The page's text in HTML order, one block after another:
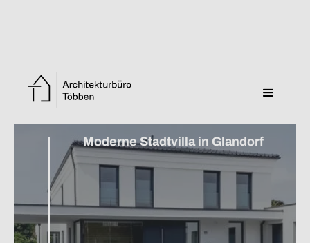
Zurück zur Übersicht
Moderne Stadtvilla in Glandorf